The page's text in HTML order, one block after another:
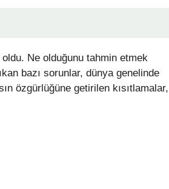
Ne olduğunu tahmin etmek
bazı sorunlar, dünya genelinde
özgürlüğüne getirilen kısıtlamalar,